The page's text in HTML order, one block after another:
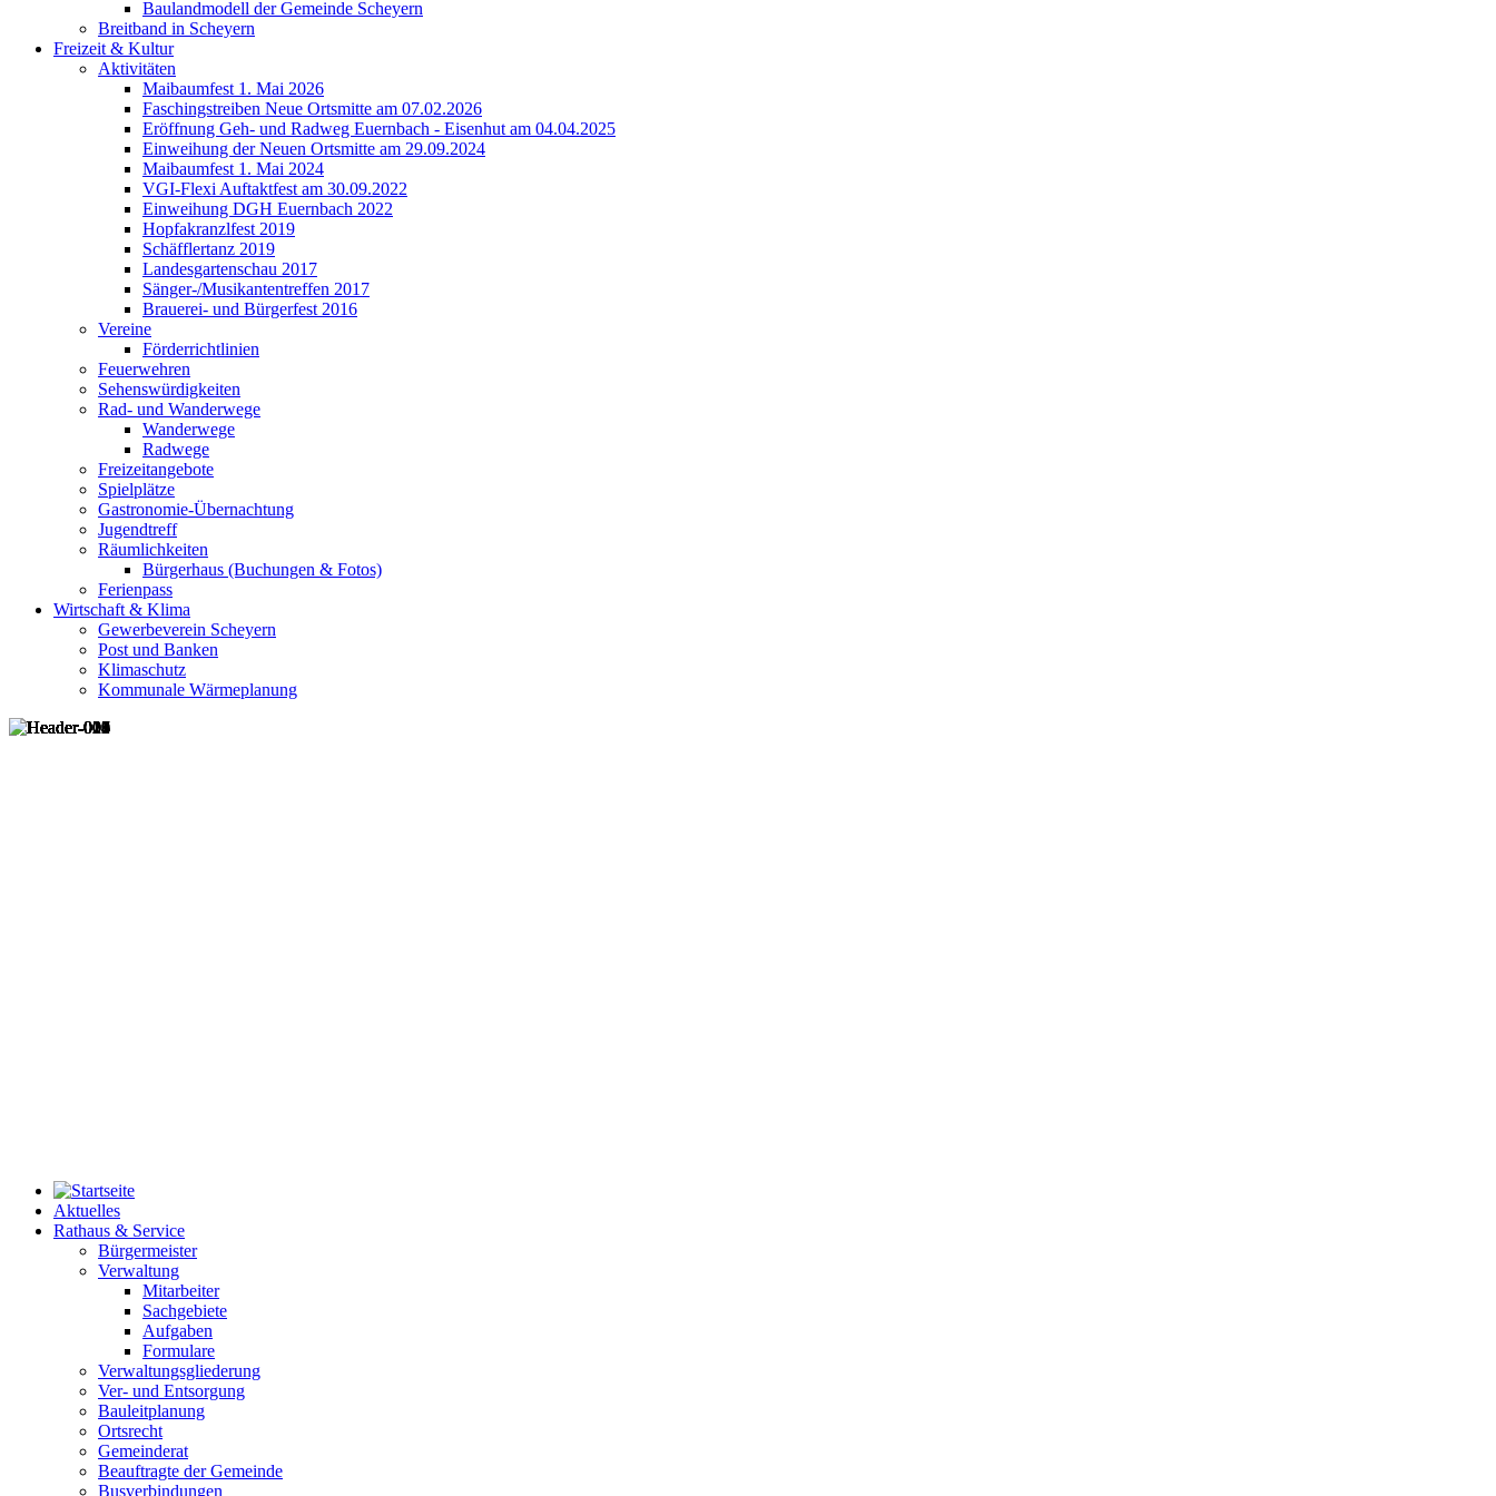
Baulandmodell der Gemeinde Scheyern
Breitband in Scheyern
Freizeit & Kultur
Aktivitäten
Maibaumfest 1. Mai 2026
Faschingstreiben Neue Ortsmitte am 07.02.2026
Eröffnung Geh- und Radweg Euernbach - Eisenhut am 04.04.2025
Einweihung der Neuen Ortsmitte am 29.09.2024
Maibaumfest 1. Mai 2024
VGI-Flexi Auftaktfest am 30.09.2022
Einweihung DGH Euernbach 2022
Hopfakranzlfest 2019
Schäfflertanz 2019
Landesgartenschau 2017
Sänger-/Musikantentreffen 2017
Brauerei- und Bürgerfest 2016
Vereine
Förderrichtlinien
Feuerwehren
Sehenswürdigkeiten
Rad- und Wanderwege
Wanderwege
Radwege
Freizeitangebote
Spielplätze
Gastronomie-Übernachtung
Jugendtreff
Räumlichkeiten
Bürgerhaus (Buchungen & Fotos)
Ferienpass
Wirtschaft & Klima
Gewerbeverein Scheyern
Post und Banken
Klimaschutz
Kommunale Wärmeplanung
Aktuelles
Rathaus & Service
Bürgermeister
Verwaltung
Mitarbeiter
Sachgebiete
Aufgaben
Formulare
Verwaltungsgliederung
Ver- und Entsorgung
Bauleitplanung
Ortsrecht
Gemeinderat
Beauftragte der Gemeinde
Busverbindungen